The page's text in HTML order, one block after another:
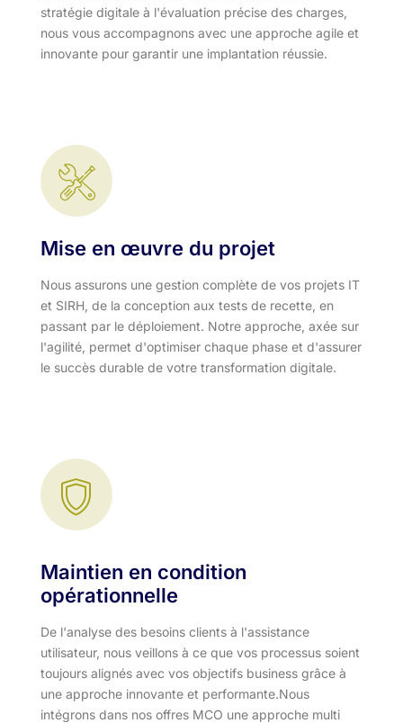
stratégie digitale à l'évaluation précise des charges,
nous vous accompagnons avec une approche agile et
innovante pour garantir une implantation réussie.
Mise en œuvre du projet
Nous assurons une gestion complète de vos projets IT
et SIRH, de la conception aux tests de recette, en
passant par le déploiement. Notre approche, axée sur
l'agilité, permet d'optimiser chaque phase et d'assurer
le succès durable de votre transformation digitale.
Maintien en condition
opérationnelle
De l'analyse des besoins clients à l'assistance
utilisateur, nous veillons à ce que vos processus soient
toujours alignés avec vos objectifs business grâce à
une approche innovante et performante.​ Nous
intégrons dans nos offres MCO une approche multi